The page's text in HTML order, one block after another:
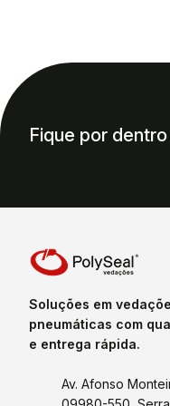
Fique por
Soluções em
pneumáticas com
e entrega rápida.
Av. Afonso